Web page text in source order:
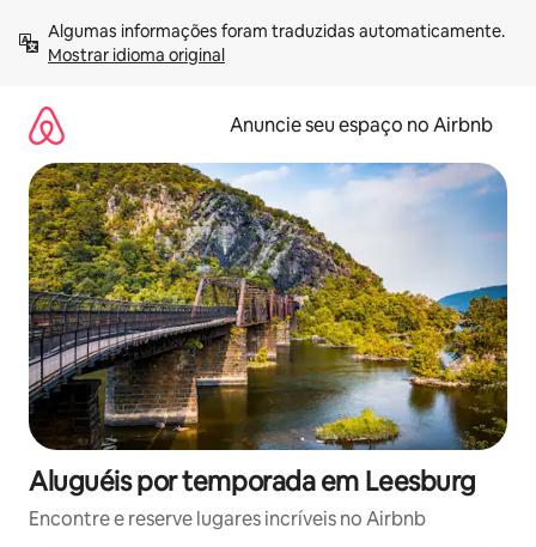
para
Mostrar idioma original
Anuncie seu espaço no Airbnb
Aluguéis por temporada em Leesburg
Encontre e reserve lugares incríveis no Airbnb